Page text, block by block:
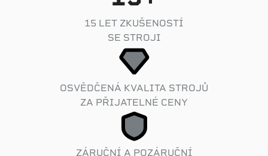
15 LET ZKUŠENOSTÍ
SE STROJI
OSVĚDČENÁ KVALITA STROJŮ
ZA PŘIJATELNÉ CENY
ZÁRUČNÍ A POZÁRUČNÍ